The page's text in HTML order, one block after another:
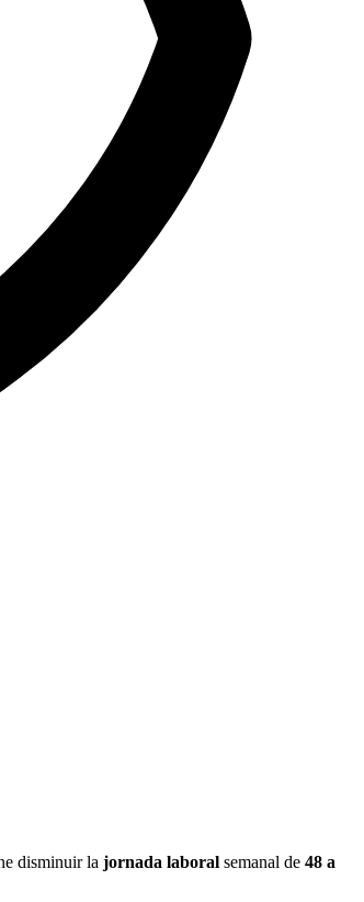
disminuir la jornada laboral semanal de 48 a